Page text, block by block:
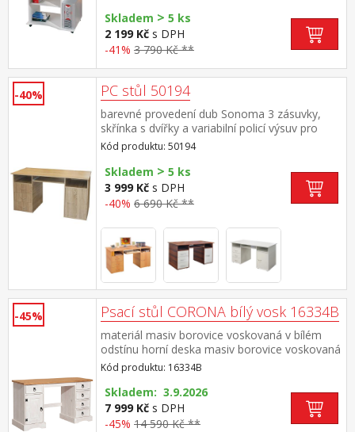
Skladem > 5 ks
2 199 Kč s DPH
-41% 3 790 Kč **
-40% PC stůl 50194
barevné provedení dub Sonoma 3 zásuvky,
skřínka s dvířky a variabilní policí výsuv pro
klávesnici je součástí dodávky (montáž
volitelná)
Kód produktu: 50194
Skladem > 5 ks
3 999 Kč s DPH
-40% 6 690 Kč **
-45% Psací stůl CORONA bílý vosk 16334B
materiál masiv borovice voskovaná v bílém
odstínu horní deska masiv borovice voskovaná
v medovém odstínu 5 malých zásuvek, 1
dvířka, kovové ozdobné úchytky součást
sestavy Corona bílá
Kód produktu: 16334B
Skladem: 3.9.2026
7 999 Kč s DPH
-45% 14 590 Kč **